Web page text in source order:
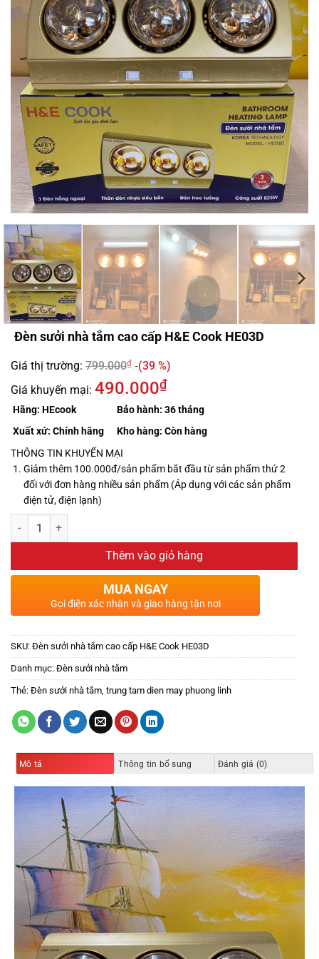
Đèn sưởi nhà tắm cao cấp H&E Cook HE03D
Giá thị trường: 799.000₫
(39 %)
Giá khuyến mại: 490.000₫
Hãng: HEcook
Xuất xứ: Chính hãng
Bảo hành: 36 tháng
Kho hàng: Còn hàng
THÔNG TIN KHUYẾN MẠI
Giảm thêm 100.000đ/sản phẩm bắt đầu từ sản phẩm thứ 2
đối với đơn hàng nhiều sản phẩm (Áp dụng với các sản phẩm
điện tử, điện lạnh)
Thêm vào giỏ hàng
MUA NGAY
Gọi điện xác nhận và giao hàng tận nơi
SKU: Đèn sưởi nhà tắm cao cấp H&E Cook HE03D
Danh mục: Đèn sưởi nhà tắm
Thẻ: Đèn sưởi nhà tắm trung tam dien may phuong linh
Mô tả Thông tin bổ sung Đánh giá (0)